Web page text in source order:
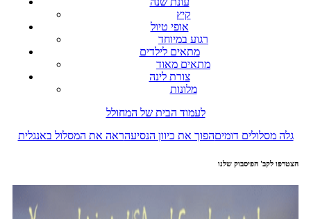
קיץ
אופי טיול
רגוע במיוחד
מתאים לילדים
מתאים מאוד
צורת לינה
מלונות
לעמוד הבית של המחולל
גלה מסלולים דומיםהפוך את כיוון הנסיעהראה את המסלול באנגלית
הצטרפו לקב' הפיסבוק שלנו